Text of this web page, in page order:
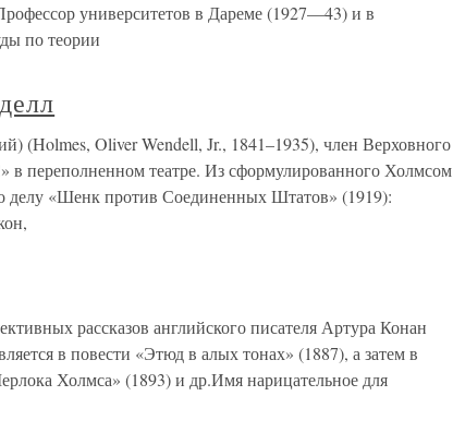
университетов в Дареме (1927—43) и в
по теории
Oliver Wendell, Jr., 1841–1935), член Верховного
переполненном театре. Из сформулированного Холмсом
«Шенк против Соединенных Штатов» (1919):
рассказов английского писателя Артура Конан
в повести «Этюд в алых тонах» (1887), а затем в
Холмса» (1893) и др.Имя нарицательное для